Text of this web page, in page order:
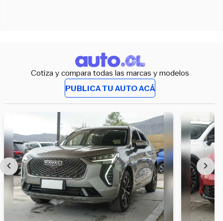
Cotiza y compara todas las marcas y modelos
PUBLICA TU AUTO ACÁ